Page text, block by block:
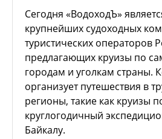
Сегодня «ВодоходЪ»
крупнейших судоходных
туристических операторов
предлагающих круизы по
городам и уголкам страны.
организует путешествия в
регионы, такие как круизы
круглогодичный
Байкалу.